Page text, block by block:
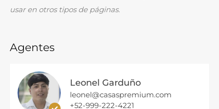
usar en otros tipos de páginas.
Agentes
Leonel Garduño
leonel@casaspremium.com
+52-999-222-4221